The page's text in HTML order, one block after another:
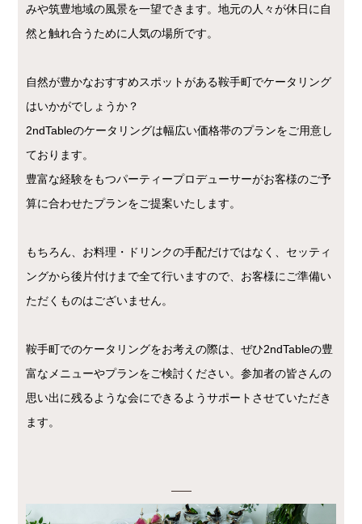
みや筑豊地域の風景を一望できます。地元の人々が休日に自
然と触れ合うために人気の場所です。
自然が豊かなおすすめスポットがある鞍手町でケータリング
はいかがでしょうか？
2ndTableのケータリングは幅広い価格帯のプランをご用意し
ております。
豊富な経験をもつパーティープロデューサーがお客様のご予
算に合わせたプランをご提案いたします。
もちろん、お料理・ドリンクの手配だけではなく、セッティ
ングから後片付けまで全て行いますので、お客様にご準備い
ただくものはございません。
鞍手町でのケータリングをお考えの際は、ぜひ2ndTableの豊
富なメニューやプランをご検討ください。参加者の皆さんの
思い出に残るような会にできるようサポートさせていただき
ます。